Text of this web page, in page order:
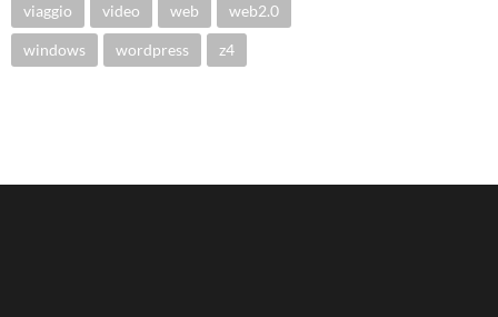
viaggio video web web2.0
windows wordpress z4